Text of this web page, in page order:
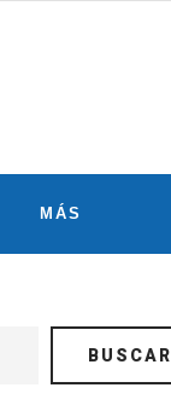
MÁS
BUSCAR